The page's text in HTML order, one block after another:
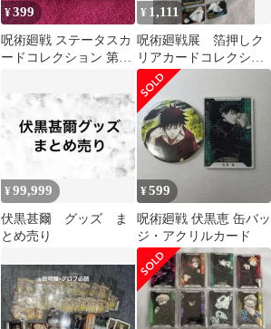
¥399
呪術廻戦 ステータスカ
ードコレクション 第1
¥ 1,111
呪術廻戦展 箔押しク
リアカードコレクショ
ン
¥99,999
伏黒甚爾 グッズ ま
とめ売り
¥599
呪術廻戦 伏黒恵 缶バッ
ジ・アクリルカード